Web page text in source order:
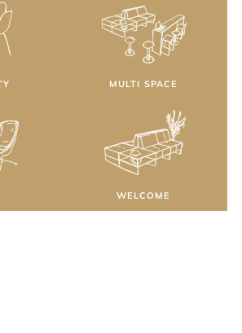
MULTI SPACE
WELCOME